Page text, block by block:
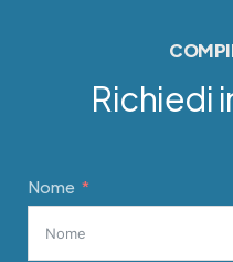
Richiedi
Nome